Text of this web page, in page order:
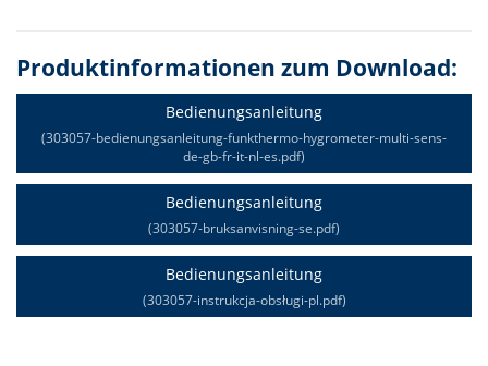
Produktinformationen zum Download:
Bedienungsanleitung
(303057-bedienungsanleitung-funkthermo-hygrometer-multi-sens-
de-gb-fr-it-nl-es.pdf)
Bedienungsanleitung
(303057-bruksanvisning-se.pdf)
Bedienungsanleitung
(303057-instrukcja-obsługi-pl.pdf)